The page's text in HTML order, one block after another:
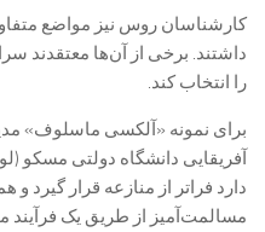
کارشناسان روس نیز مواضع
داشتند. برخی از آن‌ها معتقدند
را انتخاب کند.
برای نمونه «آلکسی ماسلوف»
آفریقایی دانشگاه دولتی
دارد فراتر از منازعه قرار گیرد
مسالمت‌آمیز از طریق یک فرآیند